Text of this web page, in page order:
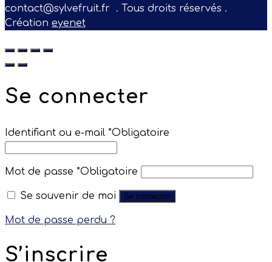
contact@sylvefruit.fr . Tous droits réservés .
Création eyenet
Se connecter
Identifiant ou e-mail *Obligatoire
Mot de passe *Obligatoire
Se souvenir de moi Se connecter
Mot de passe perdu ?
S’inscrire